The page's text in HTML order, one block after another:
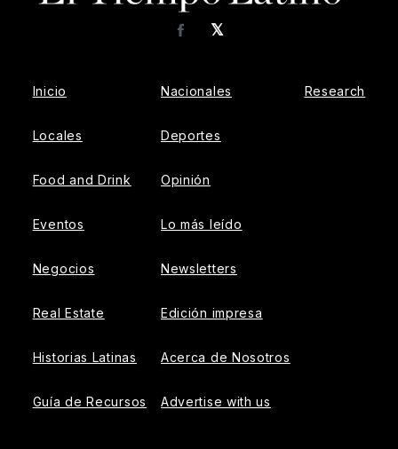
𝕏
Facebook
Inicio
Locales
Food and Drink
Eventos
Negocios
Real Estate
Historias Latinas
Guía de Recursos
Nacionales
Deportes
Opinión
Lo más leído
Newsletters
Edición impresa
Acerca de Nosotros
Advertise with us
Research